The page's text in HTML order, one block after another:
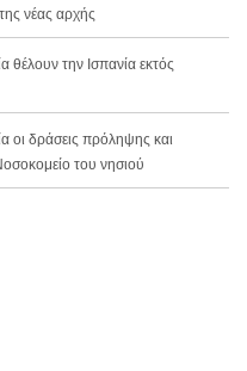
νέας αρχής
θέλουν την Ισπανία εκτός
οι δράσεις πρόληψης και
του νησιού